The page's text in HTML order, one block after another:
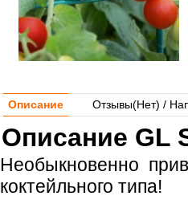
Описание Отзывы(Нет) /
Описание GL
Необыкновенно
коктейльного типа!